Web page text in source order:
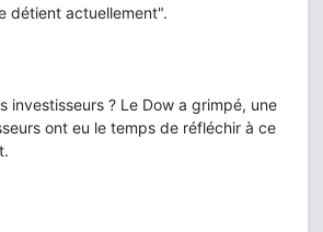
détient actuellement".
investisseurs ? Le Dow a grimpé, une
ont eu le temps de réfléchir à ce